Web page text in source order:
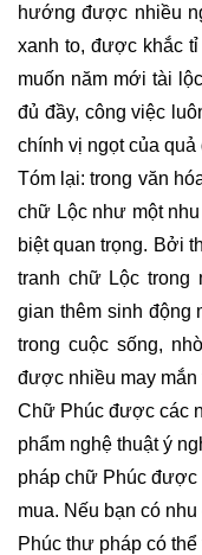
hướng được nhiều
xanh to, được khắc
muốn năm mới tài
đủ đầy, công việc
chính vị ngọt của quả
Tóm lại: trong văn
chữ Lộc như một
biệt quan trọng. Bởi
tranh chữ Lộc trong
gian thêm sinh động
trong cuộc sống,
được nhiều may mắn
Chữ Phúc được các
phẩm nghệ thuật ý
pháp chữ Phúc
mua. Nếu bạn có
Phúc thư pháp có